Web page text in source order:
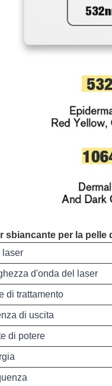
sbiancante per la
laser
d'onda del laser
di trattamento
di uscita
di potere